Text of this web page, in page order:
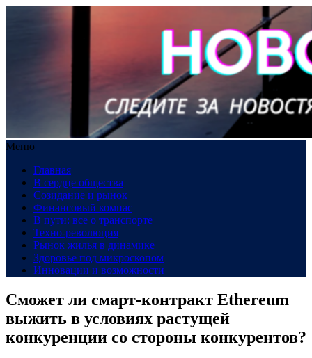
Меню
Главная
В сердце общества
Созидание и рынок
Финансовый компас
В пути: все о транспорте
Техно-революция
Рынок жилья в динамике
Здоровье под микроскопом
Инновации и возможности
Сможет ли смарт-контракт Ethereum
выжить в условиях растущей
конкуренции со стороны конкурентов?